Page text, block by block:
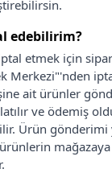
edebilirim?
etmek için
Merkezi"'nden
ait ürünler
ve ödemiş
Ürün gönderimi